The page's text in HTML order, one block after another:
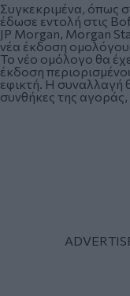
Συγκεκριμένα, όπως
έδωσε εντολή στις
JP Morgan, Μorgan
νέα έκδοση ομολόγου
Το νέο ομόλογο θα
έκδοση
εφικτή. Η συναλλαγή
συνθήκες της